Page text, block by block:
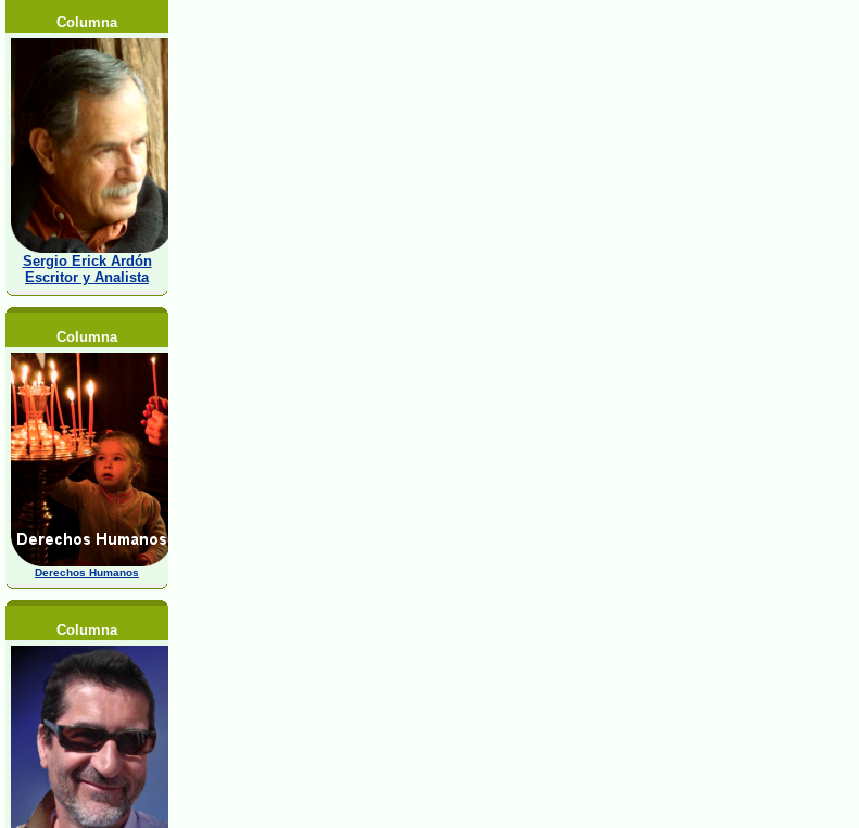
Columna
Sergio Erick Ardón
Escritor y Analista
Columna
Derechos Humanos
Columna